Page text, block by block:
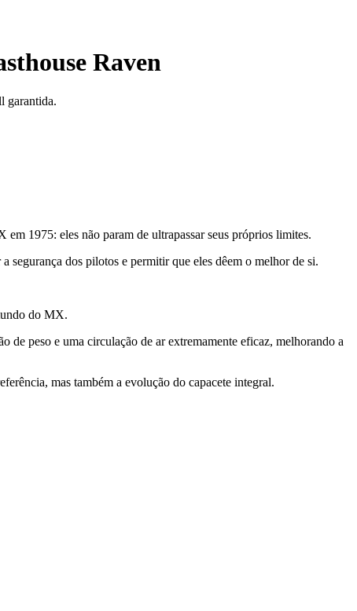
Raven
garantida.
1975: eles não param de ultrapassar seus próprios limites.
segurança dos pilotos e permitir que eles dêem o melhor de si.
do MX.
peso e uma circulação de ar extremamente eficaz, melhorando a
mas também a evolução do capacete integral.